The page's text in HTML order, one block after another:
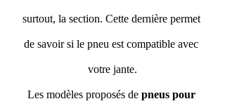
surtout, la section. Cette dernière permet
de savoir si le pneu est compatible avec
votre jante.
Les modèles proposés de pneus pour